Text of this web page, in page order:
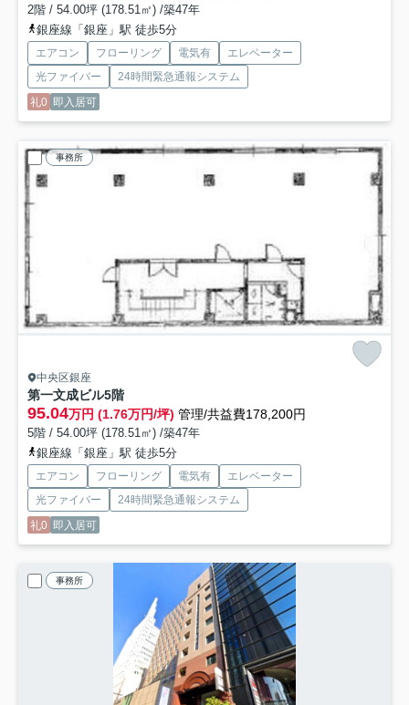
2階 / 54.00坪 (178.51㎡) /築47年
銀座線「銀座」駅 徒歩5分
エアコン フローリング 電気有
エレベーター
光ファイバー
24時間緊急通報システム
礼0 即入居可
事務所
中央区銀座
第一文成ビル5階
95.04万円 (1.76万円/坪) 管理/共益費178,200円
5階 / 54.00坪 (178.51㎡) /築47年
銀座線「銀座」駅 徒歩5分
エアコン フローリング 電気有
エレベーター
光ファイバー
24時間緊急通報システム
礼0 即入居可
事務所